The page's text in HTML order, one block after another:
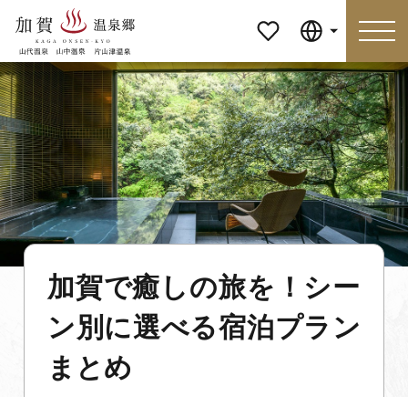
ージ
特集 おすすめの過ごし方
見どころ 食べる
おみやげ イベント
泊まる アクセス
Language
加賀で癒しの旅を！シー
ン別に選べる宿泊プラン
まとめ